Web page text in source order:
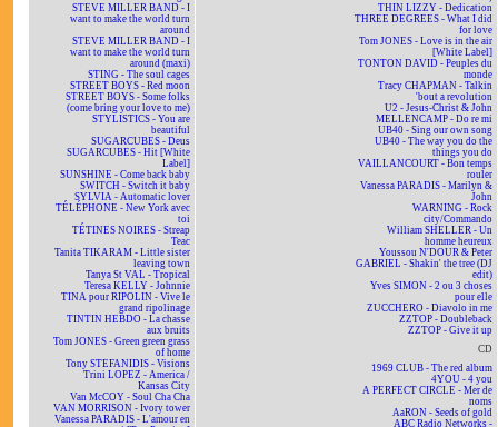
STEVE MILLER BAND - I
want to make the world turn
around
STEVE MILLER BAND - I
want to make the world turn
around (maxi)
STING - The soul cages
STREET BOYS - Red moon
STREET BOYS - Some folks
(come bring your love to me)
STYLISTICS - You are
beautiful
SUGARCUBES - Deus
SUGARCUBES - Hit [White
Label]
SUNSHINE - Come back baby
SWITCH - Switch it baby
SYLVIA - Automatic lover
TÉLÉPHONE - New York avec
toi
TÉTINES NOIRES - Streap
Teac
Tanita TIKARAM - Little sister
leaving town
Tanya St VAL - Tropical
Teresa KELLY - Johnnie
TINA pour RIPOLIN - Vive le
grand ripolinage
TINTIN HEBDO - La chasse
aux bruits
Tom JONES - Green green grass
of home
Tony STEFANIDIS - Visions
Trini LOPEZ - America /
Kansas City
Van McCOY - Soul Cha Cha
VAN MORRISON - Ivory tower
Vanessa PARADIS - L'amour en
THIN LIZZY - Dedication
THREE DEGREES - What I did
for love
Tom JONES - Love is in the air
[White Label]
TONTON DAVID - Peuples du
monde
Tracy CHAPMAN - Talkin
'bout a revolution
U2 - Jesus-Christ & John
MELLENCAMP - Do re mi
UB40 - Sing our own song
UB40 - The way you do the
things you do
VAILLANCOURT - Bon temps
rouler
Vanessa PARADIS - Marilyn &
John
WARNING - Rock
city/Commando
William SHELLER - Un
homme heureux
Youssou N'DOUR & Peter
GABRIEL - Shakin' the tree (DJ
edit)
Yves SIMON - 2 ou 3 choses
pour elle
ZUCCHERO - Diavolo in me
ZZTOP - Doubleback
ZZTOP - Give it up
CD
1969 CLUB - The red album
4YOU - 4 you
A PERFECT CIRCLE - Mer de
noms
AaRON - Seeds of gold
ABC Radio Networks -